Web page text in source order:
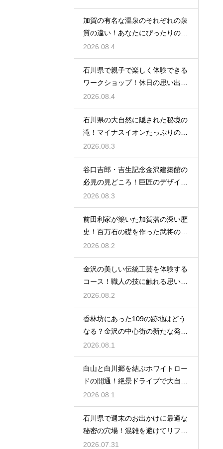
加賀の有名な温泉のそれぞれの泉
質の違い！あなたにぴったりの名
湯を探す
2026.08.4
石川県で親子で楽しく体験できる
ワークショップ！休日の思い出作
りに最適
2026.08.4
石川県の大自然に隠された秘境の
滝！マイナスイオンたっぷりの癒
やし空間
2026.08.3
谷口吉郎・吉生記念金沢建築館の
必見の見どころ！巨匠のデザイン
の神髄
2026.08.3
前田利家が築いた加賀藩の深い歴
史！百万石の礎を作った武将の生
涯に迫る
2026.08.2
金沢の美しい伝統工芸を体験する
コース！職人の技に触れる思い出
作りの旅
2026.08.2
香林坊にあった109の跡地はどう
なる？金沢の中心街の新たな発展
と未来
2026.08.1
白山と白川郷を結ぶホワイトロー
ドの開通！絶景ドライブで大自然
を満喫
2026.08.1
石川県で週末のお出かけに最適な
秘密の穴場！混雑を避けてリフレ
ッシュ
2026.07.31